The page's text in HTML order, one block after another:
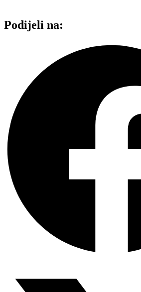
Podijeli na: